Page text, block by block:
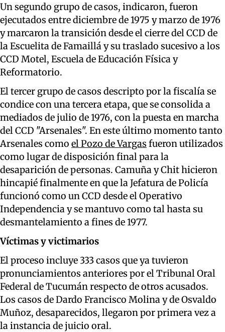
Un segundo grupo de casos, indicaron, fueron
ejecutados entre diciembre de 1975 y marzo de 1976
y marcaron la transición desde el cierre del CCD de
la Escuelita de Famaillá y su traslado sucesivo a los
CCD Motel, Escuela de Educación Física y
Reformatorio.
El tercer grupo de casos descripto por la fiscalía se
condice con una tercera etapa, que se consolida a
mediados de julio de 1976, con la puesta en marcha
del CCD "Arsenales". En este último momento tanto
Arsenales como el Pozo de Vargas fueron utilizados
como lugar de disposición final para la
desaparición de personas. Camuña y Chit hicieron
hincapié finalmente en que la Jefatura de Policía
funcionó como un CCD desde el Operativo
Independencia y se mantuvo como tal hasta su
desmantelamiento a fines de 1977.
Víctimas y victimarios
El proceso incluye 333 casos que ya tuvieron
pronunciamientos anteriores por el Tribunal Oral
Federal de Tucumán respecto de otros acusados.
Los casos de Dardo Francisco Molina y de Osvaldo
Muñoz, desaparecidos, llegaron por primera vez a
la instancia de juicio oral.